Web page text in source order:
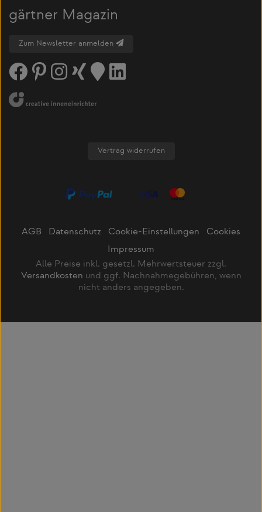
gärtner Magazin
Zum Newsletter anmelden
Vertrag widerrufen
AGB Datenschutz Cookie-Einstellungen
Cookies
Impressum
Alle Preise inkl. gesetzl. Mehrwertsteuer zzgl.
Versandkosten und ggf. Nachnahmegebühren, wenn
nicht anders angegeben.